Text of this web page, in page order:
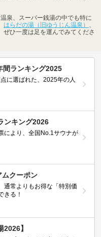
泉、スーパー銭湯の中でも特に
はらだの湯（旧ゆうじん温泉）
ぜひ一度は足を運んでみてくださ
間ランキング2025
に選ばれた、2025年の人
ンキング2026
により、全国No.1サウナが
ムクーポン
常よりもお得な「特別価
きる！
2026】